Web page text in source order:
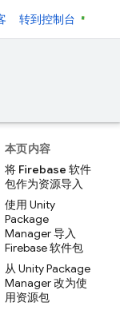
转到控制台
本页内容
将 Firebase 软件
包作为资源导入
使用 Unity
Package
Manager 导入
Firebase 软件包
从 Unity Package
Manager 改为使
用资源包